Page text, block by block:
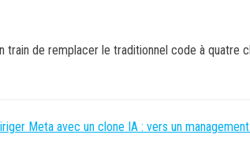
train de remplacer le traditionnel code à quatre
Meta avec un clone IA : vers un